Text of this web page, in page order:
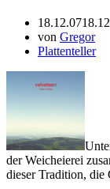
18.12.07
von Gregor
Plattenteller
der Weicheierei
dieser Tradition, die